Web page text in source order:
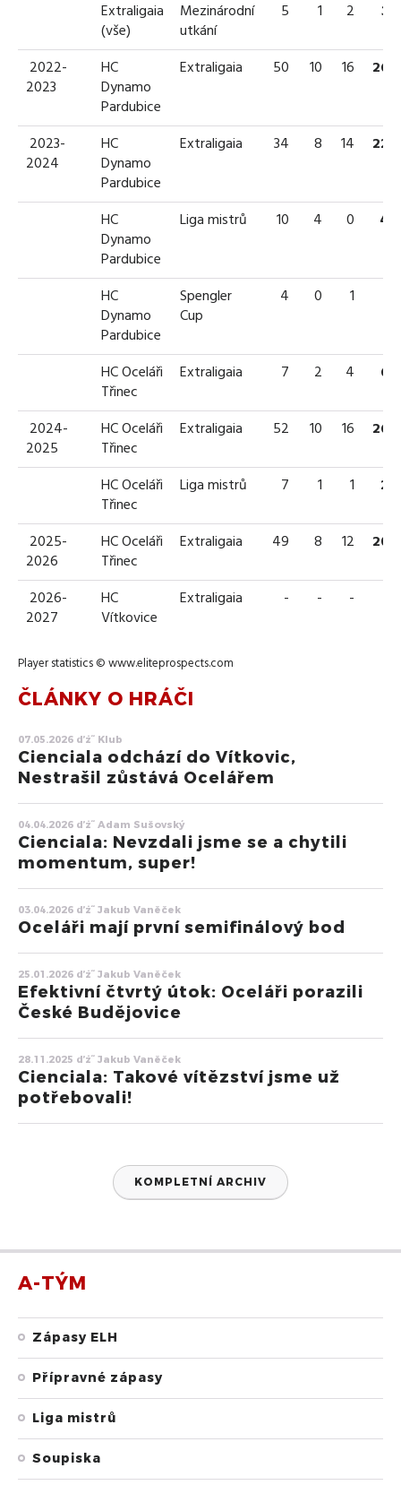
Extraligaia
(vše)
Mezinárodní
utkání
5 1 2 3
2022-
2023
HC
Dynamo
Pardubice
Extraligaia 50 10 16 26
2023-
2024
HC
Dynamo
Pardubice
Extraligaia 34 8 14 22
HC
Dynamo
Pardubice
Liga mistrů 10 4 0 4
HC
Dynamo
Pardubice
Spengler
Cup
4 0 1
HC Oceláři
Třinec
Extraligaia 7 2 4 6
2024-
2025
HC Oceláři
Třinec
Extraligaia 52 10 16 26
HC Oceláři
Třinec
Liga mistrů 7 1 1 2
2025-
2026
HC Oceláři
Třinec
Extraligaia 49 8 12 20
2026-
2027
HC
Vítkovice
Extraligaia - - -
Player statistics ©www.eliteprospects.com
ČLÁNKY O HRÁČI
07.05.2026 ďż˝ Klub
Cienciala odchází do Vítkovic,
Nestrašil zůstává Ocelářem
04.04.2026 ďż˝ Adam Sušovský
Cienciala: Nevzdali jsme se a chytili
momentum, super!
03.04.2026 ďż˝ Jakub Vaněček
Oceláři mají první semifinálový bod
25.01.2026 ďż˝ Jakub Vaněček
Efektivní čtvrtý útok: Oceláři porazili
České Budějovice
28.11.2025 ďż˝ Jakub Vaněček
Cienciala: Takové vítězství jsme už
potřebovali!
KOMPLETNÍ ARCHIV
A-TÝM
Zápasy ELH
Přípravné zápasy
Liga mistrů
Soupiska